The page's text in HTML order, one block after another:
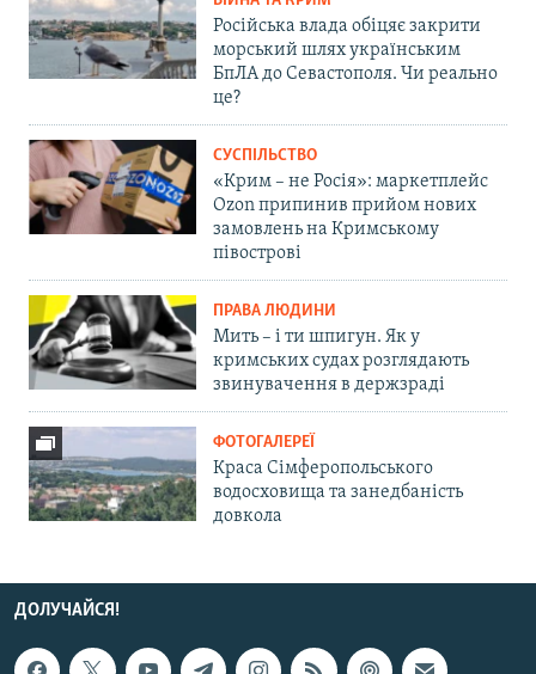
Російська влада обіцяє закрити
морський шлях українським
БпЛА до Севастополя. Чи реально
це?
СУСПІЛЬСТВО
«Крим – не Росія»: маркетплейс
Ozon припинив прийом нових
замовлень на Кримському
півострові
ПРАВА ЛЮДИНИ
Мить – і ти шпигун. Як у
кримських судах розглядають
звинувачення в держзраді
ФОТОГАЛЕРЕЇ
Краса Сімферопольського
водосховища та занедбаність
довкола
ДОЛУЧАЙСЯ!